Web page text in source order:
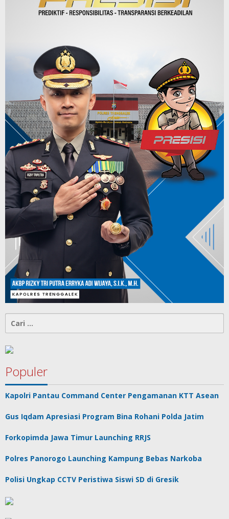
untuk:
Populer
Kapolri Pantau Command Center Pengamanan KTT Asean
Gus Iqdam Apresiasi Program Bina Rohani Polda Jatim
Forkopimda Jawa Timur Launching RRJS
Polres Panorogo Launching Kampung Bebas Narkoba
Polisi Ungkap CCTV Peristiwa Siswi SD di Gresik